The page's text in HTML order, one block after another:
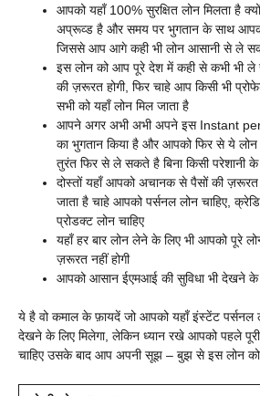
आपको यहाँ 100% सुरक्षित लोन मिलता है
अप्रूव्ड है और समय पर भुगतान के साथ
जिससे आप आगे कही भी लोन आसानी से ले
इस लोन को आप पूरे देश में कही से कभी भी
की ज़रूरत होगी, फिर चाहे आप किसी भी
सभी को यहाँ लोन मिल जाता है
आपने अगर अभी अभी अपने इस Instant
का भुगतान किया है और आपको फिर से ये लोन
तुरंत फिर से ले सकते है बिना किसी परेशानी के
दोस्तों यहाँ आपको अचानक से पैसों की
जाता है चाहे आपको पर्सनल लोन चाहिए,
प्रोडक्ट लोन चाहिए
यहाँ हर बार लोन लेने के लिए भी आपको पूरे
ज़रूरत नहीं होगी
आपको आसान ईएमआई की सुविधा भी देखने के
ये है वो कमाल के फ़ायदें जो आपको यहाँ इंस्टेंट
देखने के लिए मिलेगा, लेकिन ध्यान रखे आपको पहले पूरी
चाहिए उसके बाद आप अपनी सूझ – बुझ से इस लोन